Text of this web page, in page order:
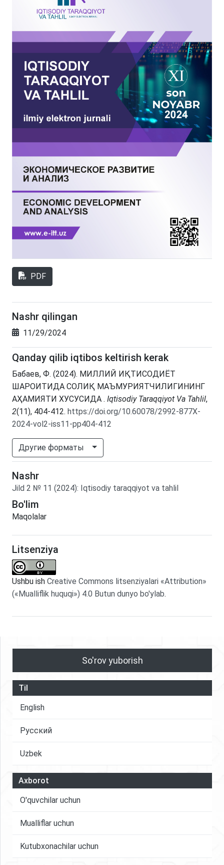
PDF
Nashr qilingan
11/29/2024
Qanday qilib iqtibos keltirish kerak
Бабаев, Ф. (2024). МИЛЛИЙ ИҚТИСОДИЁТ
ШАРОИТИДА СОЛИҚ МАЪМУРИЯТЧИЛИГИНИНГ
АҲАМИЯТИ ХУСУСИДА . Iqtisodiy Taraqqiyot Va Tahlil,
2(11), 404-412. https://doi.org/10.60078/2992-877X-
2024-vol2-iss11-pp404-412
Другие форматы
Nashr
Jild 2 № 11 (2024): Iqtisodiy taraqqiyot va tahlil
Bo'lim
Maqolalar
Litsenziya
Ushbu ish Creative Commons litsenziyalari «Attribution»
(«Mualliflik huquqi») 4.0 Butun dunyo bo'ylab.
So'rov yuborish
Til
English
Русский
Uzbek
Axborot
O'quvchilar uchun
Mualliflar uchun
Kutubxonachilar uchun